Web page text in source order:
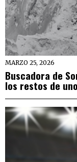
MARZO 25, 2026
Buscadora de
los restos de